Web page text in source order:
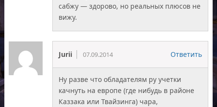
сабжу — здорово, но реальных плюсов не
вижу.
Jurii 07.09.2014 Ответить
Ну разве что обладателям ру учетки
качнуть на европе (где нибудь в районе
Каззака или Твайзинга) чара,